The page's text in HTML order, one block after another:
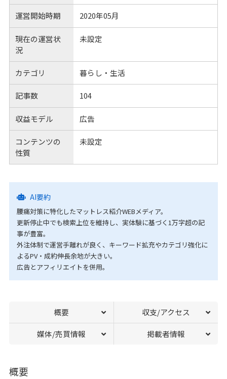
運営開始時期 2020年05月
現在の運営状
況
未設定
カテゴリ 暮らし・生活
記事数 104
収益モデル 広告
コンテンツの
性質
未設定
AI要約
腰痛対策に特化したマットレス紹介WEBメディア。
更新停止中でも検索上位を維持し、実体験に基づく1万字超の記
事が豊富。
外注体制で運営手離れが良く、キーワード拡充やカテゴリ強化に
よるPV・成約伸長余地が大きい。
広告とアフィリエイトを併用。
概要 収支/アクセス
媒体/売買情報 掲載者情報
概要